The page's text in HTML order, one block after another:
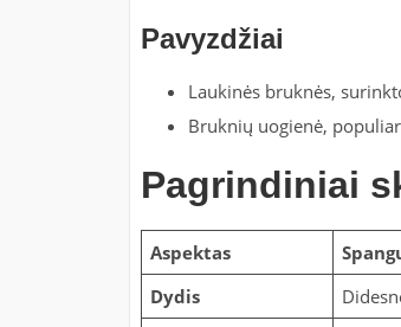
Pavyzdžiai
Laukinės bruknės,
Bruknių uogienė,
Pagrindiniai
Aspektas
Dydis